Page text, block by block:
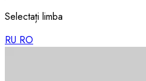
Selectați limba
RU RO